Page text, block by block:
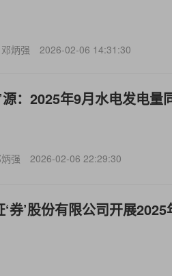
邓炳强 2026-02-06 14:31:30
源：2025年9月水电发电量
强 2026-02-06 22:29:30
券’股份有限公司开展